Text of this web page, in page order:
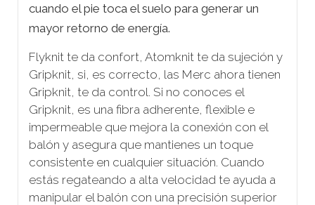
cuando el pie toca el suelo para generar un
mayor retorno de energía.
Flyknit te da confort, Atomknit te da sujeción y
Gripknit, si, es correcto, las Merc ahora tienen
Gripknit, te da control. Si no conoces el
Gripknit, es una fibra adherente, flexible e
impermeable que mejora la conexión con el
balón y asegura que mantienes un toque
consistente en cualquier situación. Cuando
estás regateando a alta velocidad te ayuda a
manipular el balón con una precisión superior